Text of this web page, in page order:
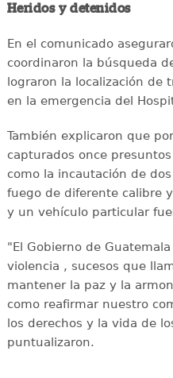
Heridos y detenidos
En el comunicado
coordinaron la búsqueda
lograron la localización de
en la emergencia del
También explicaron que
capturados once
como la incautación de
fuego de diferente calibre
y un vehículo particular
"El Gobierno de
violencia , sucesos que
mantener la paz y la
como reafirmar nuestro
los derechos y la vida de
puntualizaron.